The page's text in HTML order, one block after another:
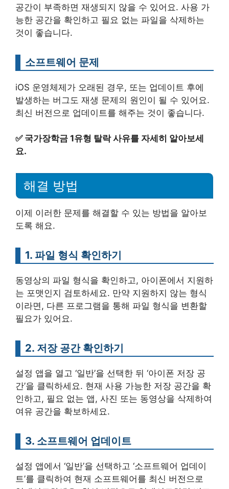
공간이 부족하면 재생되지 않을 수 있어요. 사용 가
능한 공간을 확인하고 필요 없는 파일을 삭제하는
것이 좋습니다.
소프트웨어 문제
iOS 운영체제가 오래된 경우, 또는 업데이트 후에
발생하는 버그도 재생 문제의 원인이 될 수 있어요.
최신 버전으로 업데이트를 해주는 것이 좋습니다.
✅ 국가장학금 1유형 탈락 사유를 자세히 알아보세
요.
해결 방법
이제 이러한 문제를 해결할 수 있는 방법을 알아보
도록 해요.
1. 파일 형식 확인하기
동영상의 파일 형식을 확인하고, 아이폰에서 지원하
는 포맷인지 검토하세요. 만약 지원하지 않는 형식
이라면, 다른 프로그램을 통해 파일 형식을 변환할
필요가 있어요.
2. 저장 공간 확인하기
설정 앱을 열고 ‘일반’을 선택한 뒤 ‘아이폰 저장 공
간’을 클릭하세요. 현재 사용 가능한 저장 공간을 확
인하고, 필요 없는 앱, 사진 또는 동영상을 삭제하여
여유 공간을 확보하세요.
3. 소프트웨어 업데이트
설정 앱에서 ‘일반’을 선택하고 ‘소프트웨어 업데이
트’를 클릭하여 현재 소프트웨어를 최신 버전으로